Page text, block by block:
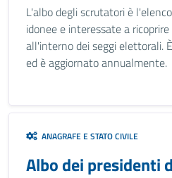
L'albo degli scrutatori è
idonee e interessate a
all'interno dei seggi elettorali.
ed è aggiornato annualmente.
ANAGRAFE E STATO CIVILE
Albo dei presidenti